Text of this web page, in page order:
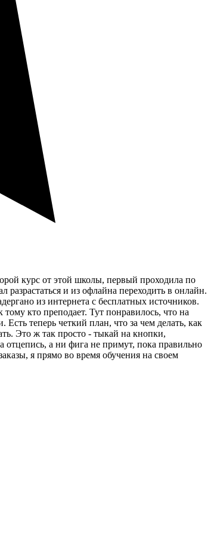
курс от этой школы, первый проходила по
и из офлайна переходить в онлайн.
из интернета с бесплатных источников.
кто преподает. Тут понравилось, что на
теперь четкий план, что за чем делать, как
Это ж так просто - тыкай на кнопки,
отцепись, а ни фига не примут, пока правильно
я прямо во время обучения на своем